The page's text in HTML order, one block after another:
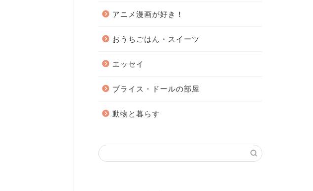
アニメ漫画が好き！
おうちごはん・スイーツ
エッセイ
ブライス・ドールの部屋
動物と暮らす